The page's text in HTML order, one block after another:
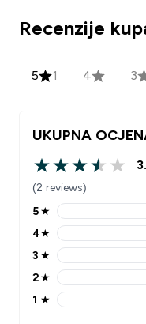
Recenzije
5 1 4 3
UKUPNA
3.5 out of 5 stars
(2 reviews)
5 stars rating 1
5★
4 stars rating 0
4★
3 stars rating 0
3 ★
2 stars rating 1
2★
1 stars rating 0
1 ★